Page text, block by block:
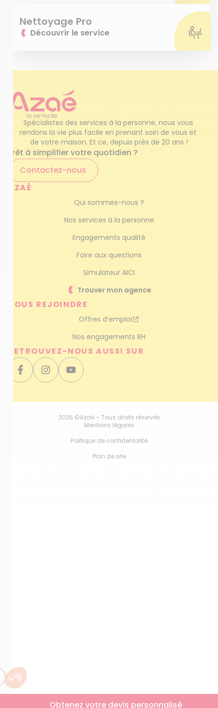
Nettoyage Pro
Découvrir le service
Spécialistes des services à la personne, nous vous
rendons la vie plus facile en prenant soin de vous et
de votre maison. Et ce, depuis près de 20 ans !
Prêt à simplifier votre quotidien ?
Contactez-nous
AZAÉ
Qui sommes-nous ?
Nos services à la personne
Engagements qualité
Foire aux questions
Simulateur AICI
Trouver mon agence
NOUS REJOINDRE
Offres d’emploi
Nos engagements RH
RETROUVEZ-NOUS AUSSI SUR
2026 ©Azaé – Tous droits réservés
Mentions légales
Politique de confidentalité
Plan de site
Obtenez votre devis personnalisé